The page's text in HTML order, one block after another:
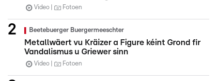
Video Fotoen
Beetebuerger Buergermeeschter
Metallwäert vu Kräizer a Figure kéint Grond fir
Vandalismus u Griewer sinn
Video Fotoen